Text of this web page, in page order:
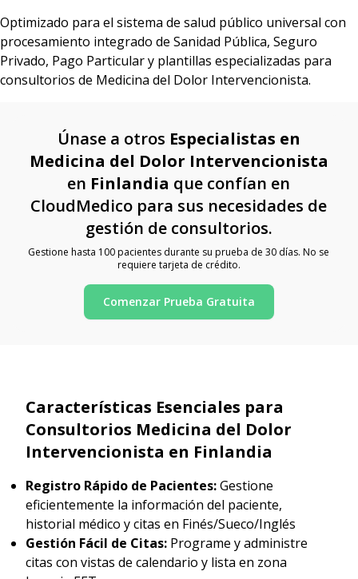
Optimizado para el sistema de salud público universal con
procesamiento integrado de Sanidad Pública, Seguro
Privado, Pago Particular y plantillas especializadas para
consultorios de Medicina del Dolor Intervencionista.
Únase a otros Especialistas en
Medicina del Dolor Intervencionista
en Finlandia que confían en
CloudMedico para sus necesidades de
gestión de consultorios.
Gestione hasta 100 pacientes durante su prueba de 30 días. No se
requiere tarjeta de crédito.
Comenzar Prueba Gratuita
Características Esenciales para
Consultorios Medicina del Dolor
Intervencionista en Finlandia
Registro Rápido de Pacientes:Gestione
eficientemente la información del paciente,
historial médico y citas en Finés/Sueco/Inglés
Gestión Fácil de Citas: Programe y administre
citas con vistas de calendario y lista en zona